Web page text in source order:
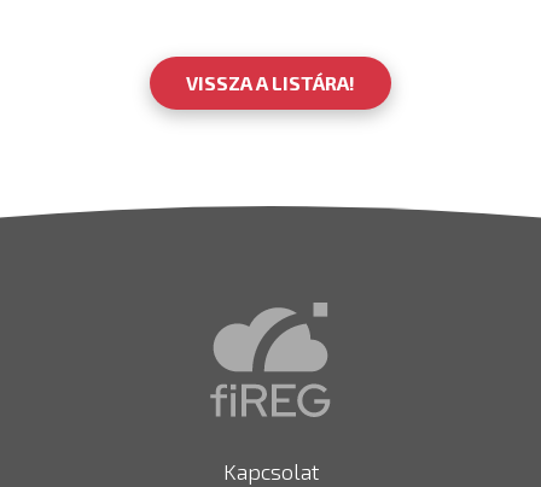
VISSZA A LISTÁRA!
Kapcsolat